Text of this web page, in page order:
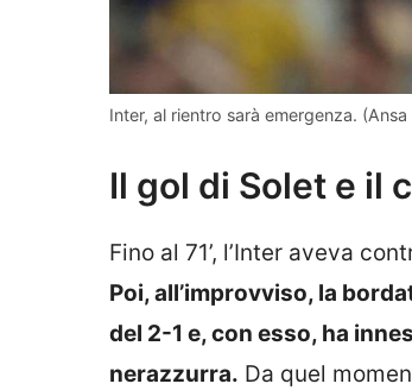
Inter, al rientro sarà emergenza.
Il gol di Solet e il
Fino al 71’, l’Inter aveva
Poi, all’improvviso, la
del 2-1 e, con esso, ha
nerazzurra. Da quel